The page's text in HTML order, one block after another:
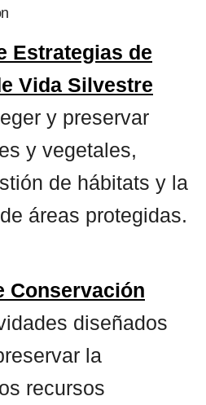
Estrategias de
Vida Silvestre
y preservar
y vegetales,
de hábitats y la
áreas protegidas.
Conservación
diseñados
la
recursos